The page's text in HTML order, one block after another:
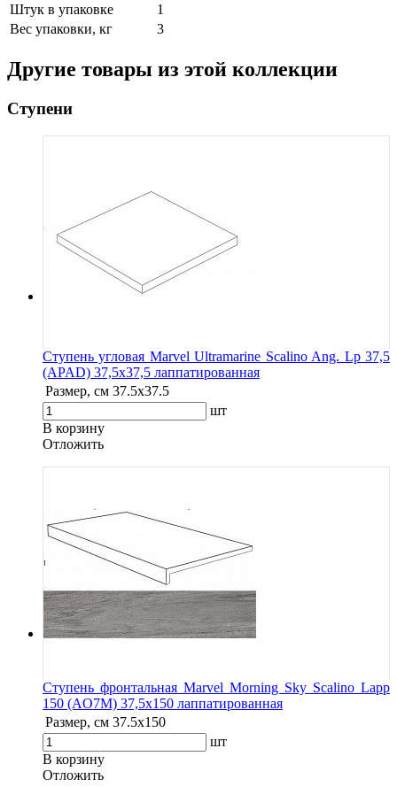
Штук в упаковке
1
Вес упаковки, кг
3
Другие товары из этой коллекции
Ступени
Ступень угловая Marvel Ultramarine Scalino Ang. Lp 37,5
(APAD) 37,5x37,5 лаппатированная
Размер, см 37.5x37.5
шт
В корзину
Oтложить
Ступень фронтальная Marvel Morning Sky Scalino Lapp
150 (AO7M) 37,5x150 лаппатированная
Размер, см 37.5x150
шт
В корзину
Oтложить